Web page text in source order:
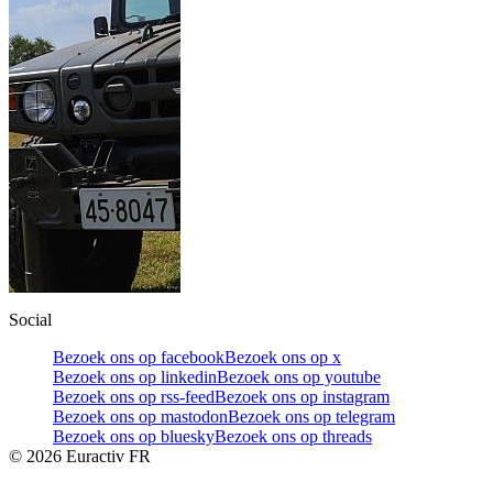
Social
Bezoek ons op facebookBezoek ons op x
Bezoek ons op linkedinBezoek ons op youtube
Bezoek ons op rss-feedBezoek ons op instagram
Bezoek ons op mastodonBezoek ons op telegram
Bezoek ons op blueskyBezoek ons op threads
© 2026 Euractiv FR